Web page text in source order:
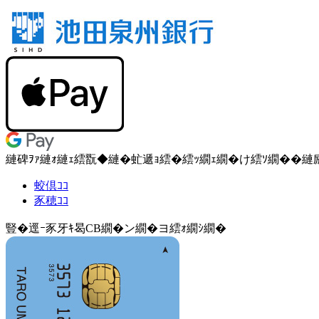
縺碑ｦｧ縺ｫ縺ｪ繧翫◆縺�虻遞ｮ繧�繧ｯ繝ｪ繝�け繧ｿ繝��縺
蛟倶ｺｺ
豕穂ｺｺ
豎�逕ｰ豕牙ｷ曷CB繝�ン繝�ヨ繧ｫ繝ｼ繝�